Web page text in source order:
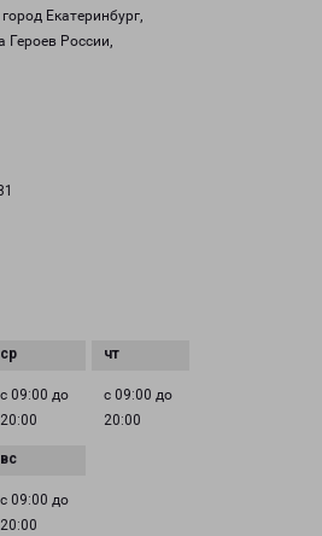
Екатеринбург,
Героев России,
с 09:00 до
20:00
с 09:00 до
20:00
с 09:00 до
20:00